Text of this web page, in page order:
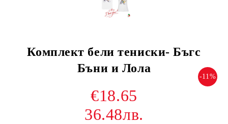
Комплект бели тениски- Бъгс
Бъни и Лола
-11%
€18.65
36.48лв.